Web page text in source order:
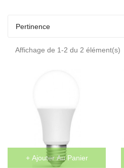
Pertinence
Affichage de 1-2 du 2 élément(s)
+ Ajouter Au Panier